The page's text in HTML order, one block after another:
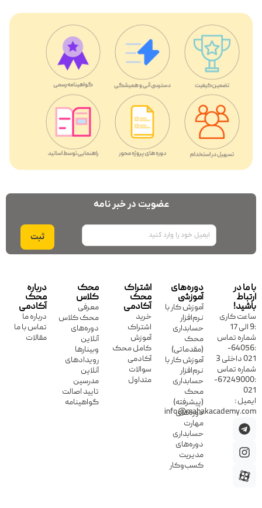
عضویت در خبر نامه
ایمیل
با ما در
ارتباط
باشید!
ساعت کاری
:9 الی 17
شماره تماس
:64056-
021 داخلی 3
شماره تماس
:67249000-
021
ایمیل :
info@mahakacademy.com
دوره‌های
آموزشی
آموزش کار با
نرم‌افزار
حسابداری
محک
(مقدماتی)
آموزش کار با
نرم‌افزار
حسابداری
محک
(پیشرفته)
دوره‌های
مهارت
حسابداری
دوره‌های
مدیریت
کسب‌وکار
اشتراک
محک
آکادمی
خرید
اشتراک
آموزش
کامل محک
آکادمی
سوالات
متداول
محک
کلاس
معرفی
محک کلاس
دوره‌های
آنلاین
وبینارها
رویدادهای
آنلاین
مدرسین
تایید اصالت
گواهینامه
درباره
محک
آکادمی
درباره ما
تماس با ما
مقالات